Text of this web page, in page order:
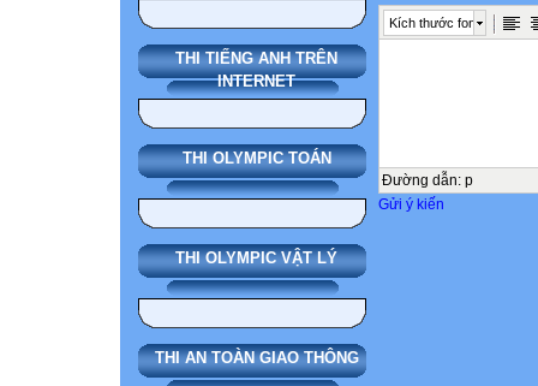
THI TIẾNG ANH TRÊN
INTERNET
THI OLYMPIC TOÁN
THI OLYMPIC VẬT LÝ
THI AN TOÀN GIAO THÔNG
Kích thước font
Đường dẫn: p
Gửi ý kiến